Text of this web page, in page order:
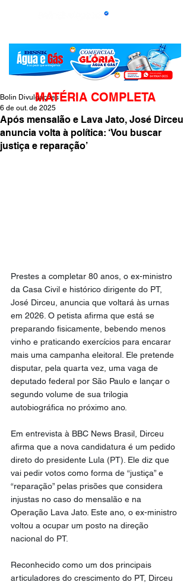
Após mensalão e Lava Jato, José Dirceu
anuncia volta à política: ‘Vou buscar
justiça e reparação’
Bolin Divulgações
6 de out. de 2025
Prestes a completar 80 anos, o ex-ministro
da Casa Civil e histórico dirigente do PT,
José Dirceu, anuncia que voltará às urnas
em 2026. O petista afirma que está se
preparando fisicamente, bebendo menos
vinho e praticando exercícios para encarar
mais uma campanha eleitoral. Ele pretende
disputar, pela quarta vez, uma vaga de
deputado federal por São Paulo e lançar o
segundo volume de sua trilogia
autobiográfica no próximo ano.
Em entrevista à BBC News Brasil, Dirceu
afirma que a nova candidatura é um pedido
direto do presidente Lula (PT). Ele diz que
vai pedir votos como forma de “justiça” e
“reparação” pelas prisões que considera
injustas no caso do mensalão e na
Operação Lava Jato. Este ano, o ex-ministro
voltou a ocupar um posto na direção
nacional do PT.
Reconhecido como um dos principais
articuladores do crescimento do PT, Dirceu
MATÉRIA COMPLETA